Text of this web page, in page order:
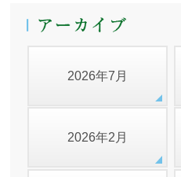
2026年7月
2026年2月